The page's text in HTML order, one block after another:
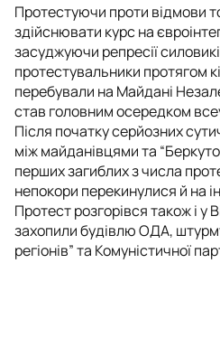
Протестуючи проти відмови
здійснювати курс на
засуджуючи репресії
протестувальники протягом
перебували на Майдані
став головним осередком
Після початку серйозних
між майданівцями та
перших загиблих з числа
непокори перекинулися й на
Протест розгорівся також і у
захопили будівлю ОДА,
регіонів” та Комуністичної